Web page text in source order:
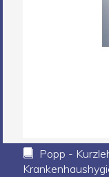
Popp -